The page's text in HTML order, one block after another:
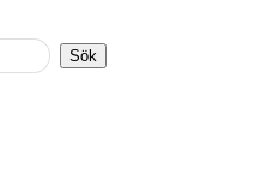
Sök